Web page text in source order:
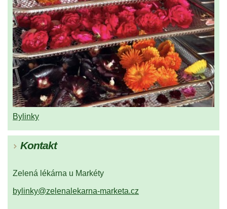
Bylinky
Kontakt
Zelená lékárna u Markéty
bylinky@zelenalekarna-marketa.cz